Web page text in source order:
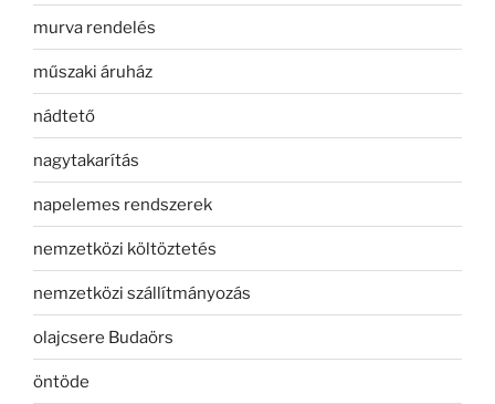
murva rendelés
műszaki áruház
nádtető
nagytakarítás
napelemes rendszerek
nemzetközi költöztetés
nemzetközi szállítmányozás
olajcsere Budaörs
öntöde